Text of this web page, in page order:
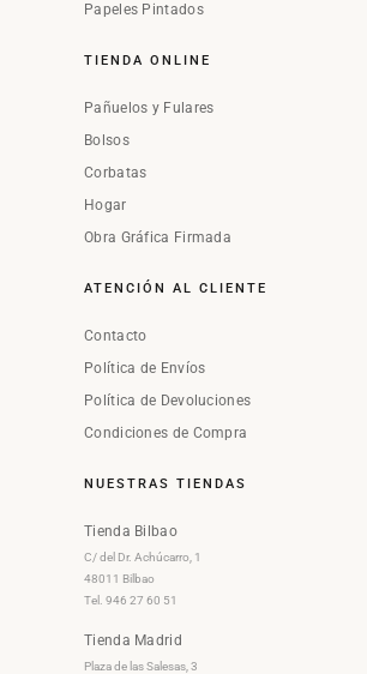
Papeles Pintados
TIENDA ONLINE
Pañuelos y Fulares
Bolsos
Corbatas
Hogar
Obra Gráfica Firmada
ATENCIÓN AL CLIENTE
Contacto
Política de Envíos
Política de Devoluciones
Condiciones de Compra
NUESTRAS TIENDAS
Tienda Bilbao
C/ del Dr. Achúcarro, 1
48011 Bilbao
Tel. 946 27 60 51
Tienda Madrid
Plaza de las Salesas, 3